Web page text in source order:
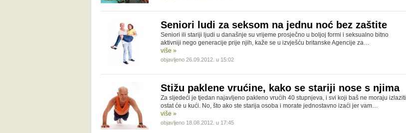
Seniori ludi za seksom na jednu noć bez zaštite
Seniori ili stariji ljudi u današnje su vrijeme prosječno u boljoj formi i seksualno bitno
aktivniji nego generacije prije njih, kaže se u izvješću britanske Agencije za…
više »
objavljeno 26.09.2012. u 15:02
Stižu paklene vrućine, kako se stariji nose s njima
Za sljedeći je tjedan najavljeno pakleno vrućih 40 stupnjeva, i svi koji baš ne moraju izlaziti
ostat će u kući. No, što ako ste starija osoba i morate jednostavno izaći jer vam…
više »
objavljeno 18.08.2012. u 17:45